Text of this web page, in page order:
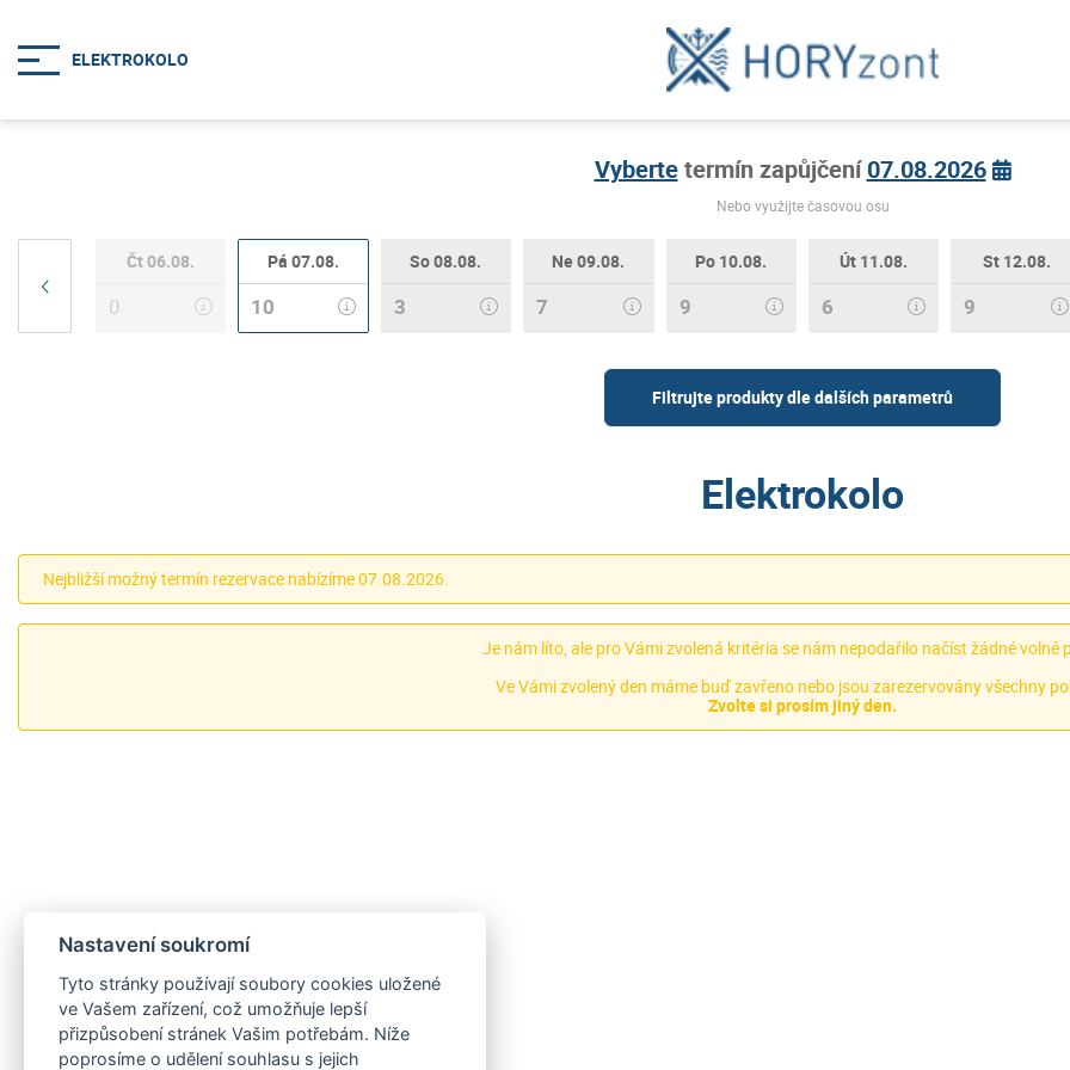
Vybertetermín zapůjčení07.08.2026
Nebo využijte časovou osu
Čt 06.08.
0
Pá 07.08.
10
So 08.08.
3
Ne 09.08.
7
Po 10.08.
9
Út 11.08.
6
St 12.08.
9
Filtrujte produkty dle dalších parametrů
Elektrokolo
Nejbližší možný termín rezervace nabízíme 07.08.2026.
Je nám líto, ale pro Vámi zvolená kritéria se nám nepodařilo načíst žádné volné
Ve Vámi zvolený den máme buď zavřeno nebo jsou zarezervovány všechny
Zvolte si prosím jiný den.
Nastavení soukromí
Tyto stránky používají soubory cookies uložené
ve Vašem zařízení, což umožňuje lepší
přizpůsobení stránek Vašim potřebám. Níže
poprosíme o udělení souhlasu s jejich